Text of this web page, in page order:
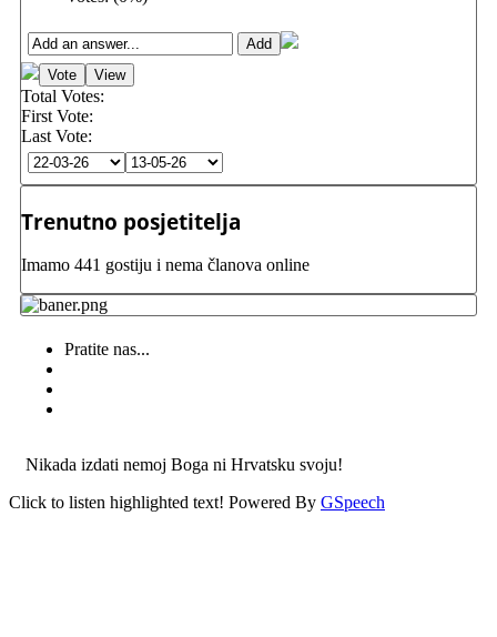
Total Votes:
First Vote:
Last Vote:
Trenutno posjetitelja
Imamo 441 gostiju i nema članova online
Pratite nas...
Nikada izdati nemoj Boga ni Hrvatsku svoju!
Click to listen highlighted text! Powered By GSpeech